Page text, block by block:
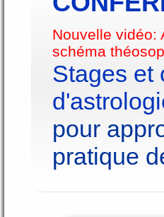
Nouvelle vidéo:
schéma
Stages et
pour
pratique